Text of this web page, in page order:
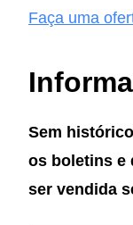
Faça uma
Sem
os boletins e
ser vendida